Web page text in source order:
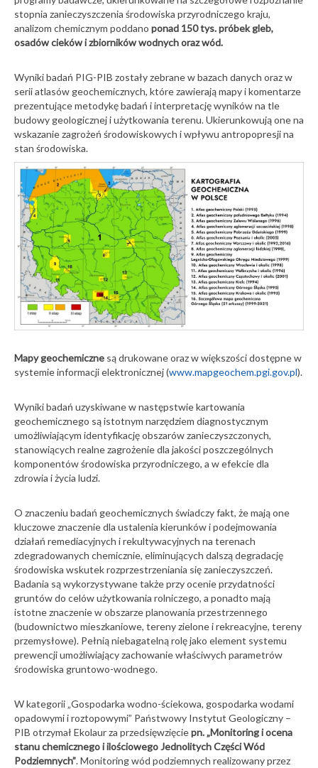
stopnia zanieczyszczenia środowiska przyrodniczego kraju,
analizom chemicznym poddano ponad 150 tys. próbek gleb,
osadów cieków i zbiorników wodnych oraz wód.
Wyniki badań PIG-PIB zostały zebrane w bazach danych oraz w
serii atlasów geochemicznych, które zawierają mapy i komentarze
prezentujące metodykę badań i interpretację wyników na tle
budowy geologicznej i użytkowania terenu. Ukierunkowują one na
wskazanie zagrożeń środowiskowych i wpływu antropopresji na
stan środowiska.
Mapy geochemiczne są drukowane oraz w większości dostępne w
systemie informacji elektronicznej (www.mapgeochem.pgi.gov.pl).
Wyniki badań uzyskiwane w następstwie kartowania
geochemicznego są istotnym narzędziem diagnostycznym
umożliwiającym identyfikację obszarów zanieczyszczonych,
stanowiących realne zagrożenie dla jakości poszczególnych
komponentów środowiska przyrodniczego, a w efekcie dla
zdrowia i życia ludzi.
O znaczeniu badań geochemicznych świadczy fakt, że mają one
kluczowe znaczenie dla ustalenia kierunków i podejmowania
działań remediacyjnych i rekultywacyjnych na terenach
zdegradowanych chemicznie, eliminujących dalszą degradację
środowiska wskutek rozprzestrzeniania się zanieczyszczeń.
Badania są wykorzystywane także przy ocenie przydatności
gruntów do celów użytkowania rolniczego, a ponadto mają
istotne znaczenie w obszarze planowania przestrzennego
(budownictwo mieszkaniowe, tereny zielone i rekreacyjne, tereny
przemysłowe). Pełnią niebagatelną rolę jako element systemu
prewencji umożliwiający zachowanie właściwych parametrów
środowiska gruntowo-wodnego.
W kategorii „Gospodarka wodno-ściekowa, gospodarka wodami
opadowymi i roztopowymi” Państwowy Instytut Geologiczny –
PIB otrzymał Ekolaur za przedsięwzięciepn. „Monitoring i ocena
stanu chemicznego i ilościowego Jednolitych Części Wód
Podziemnych”. Monitoring wód podziemnych realizowany przez